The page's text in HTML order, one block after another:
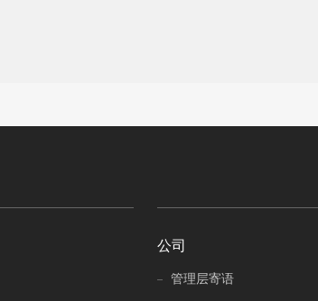
公司
管理层寄语